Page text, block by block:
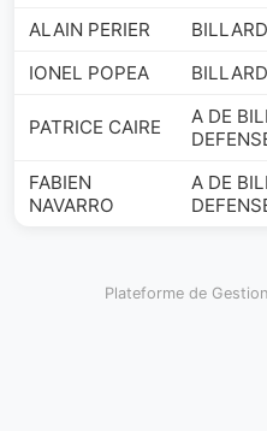
ALAIN PERIER
IONEL POPEA
PATRICE CAIRE
A DE
FABIEN
NAVARRO
A DE
Plateforme de